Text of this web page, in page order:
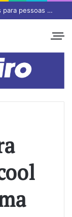
Meu SUS Digital amplia teleatendimentos para pessoas com problemas com jogos e apostas